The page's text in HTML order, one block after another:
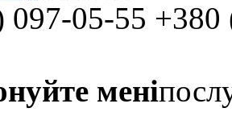
097-05-55
мені